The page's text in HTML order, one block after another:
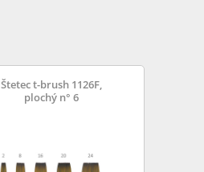
Štetec t-brush 1126F,
plochý n° 6